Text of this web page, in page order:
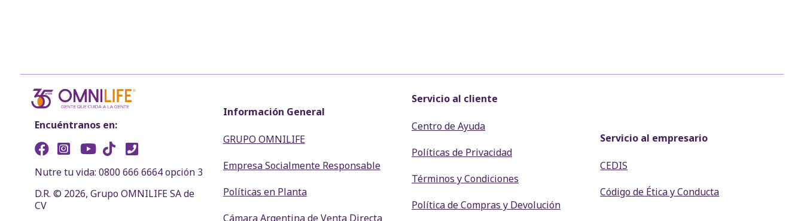
Encuéntranos en:
Nutre tu vida: 0800 666 6664 opción 3
D.R. © 2026, Grupo OMNILIFE SA de
CV
Información General
GRUPO OMNILIFE
Empresa Socialmente Responsable
Políticas en Planta
Cámara Argentina de Venta Directa
Servicio al cliente
Centro de Ayuda
Políticas de Privacidad
Términos y Condiciones
Política de Compras y Devolución
Servicio al empresario
CEDIS
Código de Ética y Conducta